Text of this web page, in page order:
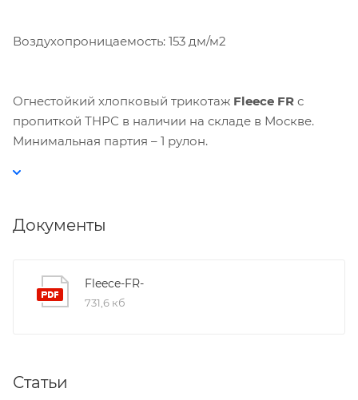
Воздухопроницаемость: 153 дм/м2
Огнестойкий хлопковый трикотаж Fleece FR с
пропиткой ТНРС в наличии на складе в Москве.
Минимальная партия – 1 рулон.
Документы
Fleece-FR-
731,6 кб
Статьи